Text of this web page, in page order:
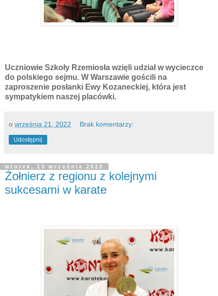
Uczniowie Szkoły Rzemiosła wzięli udział w wycieczce
do polskiego sejmu. W Warszawie gościli na
zaproszenie posłanki Ewy Kozaneckiej, która jest
sympatykiem naszej placówki.
o września 21, 2022 Brak komentarzy:
Udostępnij
wtorek, 13 września 2022
Żołnierz z regionu z kolejnymi
sukcesami w karate